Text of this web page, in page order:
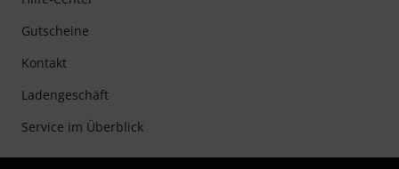
Gutscheine
Kontakt
Ladengeschäft
Service im Überblick